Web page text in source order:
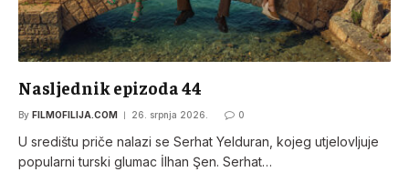
Nasljednik epizoda 44
By FILMOFILIJA.COM 26. srpnja 2026. 0
U središtu priče nalazi se Serhat Yelduran, kojeg utjelovljuje
popularni turski glumac İlhan Şen. Serhat…